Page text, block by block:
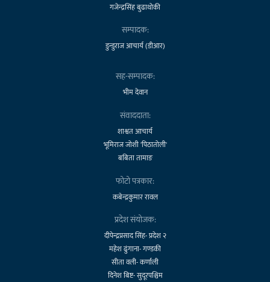
गजेन्द्रसिंह बुढाथोकी
सम्पादक:
डुन्डुराज आचार्य (डीआर)
सह-सम्पादक:
भीम देवान
संवाददाता:
शाश्वत आचार्य
भूमिराज जोशी 'पिठातोली'
बबिता तामाङ
फोटो पत्रकार:
कबेन्द्रकुमार रावल
प्रदेश संयोजक:
दीपेन्द्रप्रसाद सिंह- प्रदेश २
महेश ढुंगाना- गण्डकी
सीता वली- कर्णाली
दिनेश बिष्ट- सुदूरपश्चिम